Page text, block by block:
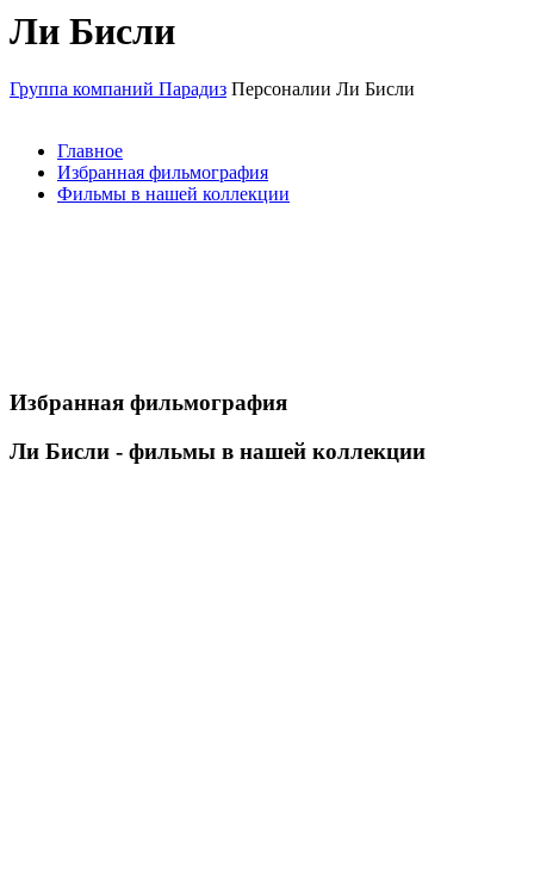
Ли Бисли
Группа компаний Парадиз Персоналии Ли Бисли
Главное
Избранная фильмография
Фильмы в нашей коллекции
Избранная фильмография
Ли Бисли - фильмы в нашей коллекции